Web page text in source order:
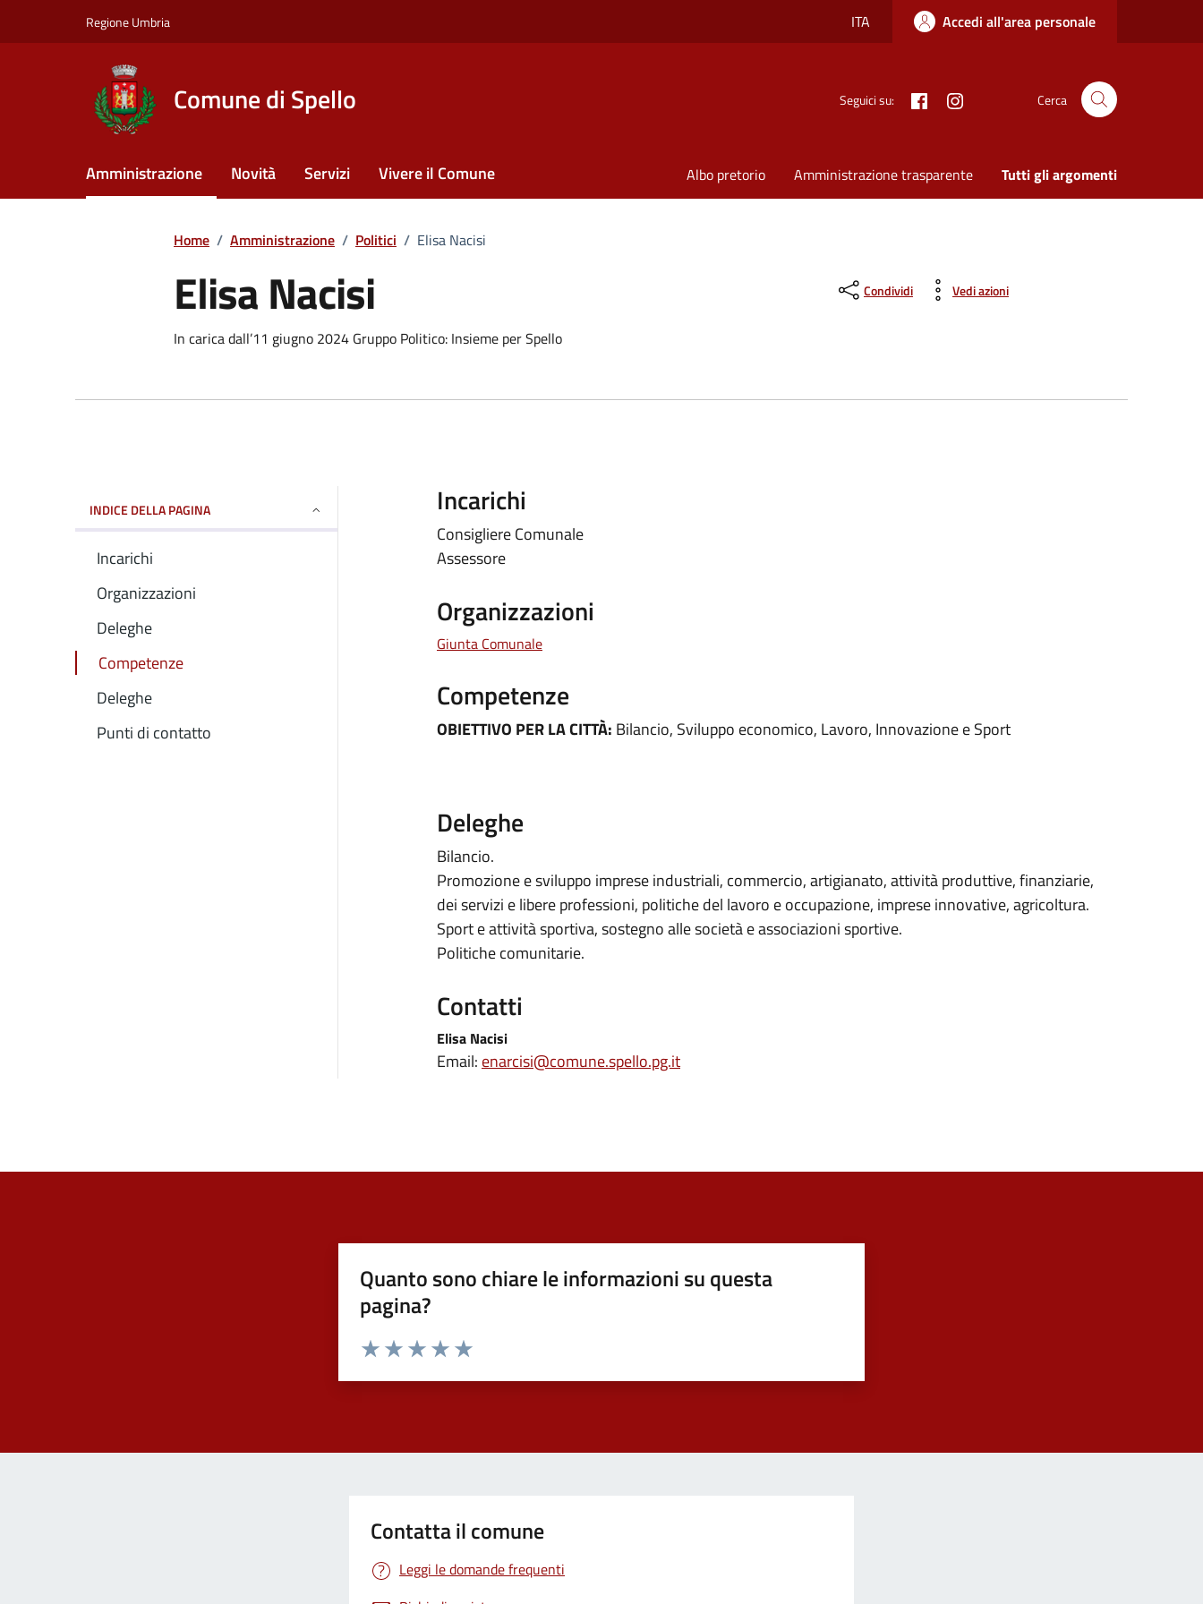
Regione Umbria ITA Accedi all'area personale
Comune di Spello Seguici su: Facebook Cerca
Amministrazione Novità Servizi Vivere il Comune Albo pretorio Amministrazione trasparente Tutti gli argomenti
Home / Amministrazione / Politici / Elisa Nacisi
Elisa Nacisi
In carica dall’11 giugno 2024 Gruppo Politico: Insieme per Spello
Condividi Vedi azioni
INDICE DELLA PAGINA
Incarichi
Organizzazioni
Deleghe
Competenze
Deleghe
Punti di contatto
Incarichi
Consigliere Comunale
Assessore
Organizzazioni
Giunta Comunale
Competenze
OBIETTIVO PER LA CITTÀ: Bilancio, Sviluppo economico, Lavoro, Innovazione e Sport
Deleghe
Bilancio.
Promozione e sviluppo imprese industriali, commercio, artigianato, attività produttive, finanziarie,
dei servizi e libere professioni, politiche del lavoro e occupazione, imprese innovative, agricoltura.
Sport e attività sportiva, sostegno alle società e associazioni sportive.
Politiche comunitarie.
Contatti
Elisa Nacisi
Email: enarcisi@comune.spello.pg.it
Quanto sono chiare le informazioni su questa
pagina?
Contatta il comune
Leggi le domande frequenti